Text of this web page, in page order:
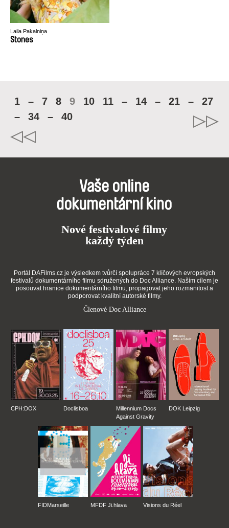
Laila Pakalniņa
Stones
1 – 7 8 9 10 11 – 14 – 21 –
27
–
34 – 40
Vaše online
dokumentární kino
Nové festivalové filmy
každý týden
Portál DAFilms.cz je výsledkem tvůrčí spolupráce 7 klíčových evropských
festivalů dokumentárního filmu sdružených do Doc Alliance. Naším cílem je
posouvat hranice dokumentárního filmu, propagovat jeho rozmanitost a
podporovat kvalitní autorské filmy.
Členové Doc Alliance
CPH:DOX Doclisboa
Millennium Docs
Against Gravity
DOK Leipzig
FIDMarseille MFDF Ji.hlava Visions du Réel